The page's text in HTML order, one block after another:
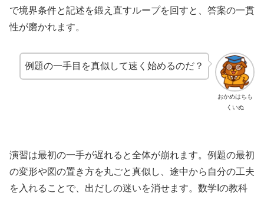
で境界条件と記述を鍛え直すループを回すと、答案の一貫
性が磨かれます。
おかめはちも
くいぬ
例題の一手目を真似して速く始めるのだ？
演習は最初の一手が遅れると全体が崩れます。例題の最初
の変形や図の置き方を丸ごと真似し、途中から自分の工夫
を入れることで、出だしの迷いを消せます。数学Iの教科